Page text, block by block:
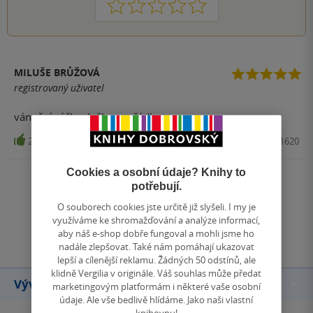
1 2 3 4 5
MILUŠE BRŮŽOVÁ
registrovaný uživatel
vánoční sáčky došly v pořádku
2 Papírnictví, MFP, , 8595138551620
Zobrazit všechna hodnocení
Přidat hodnocení
Vývoj ceny
Cookies a osobní údaje? Knihy to
potřebují.
O souborech cookies jste určitě již slyšeli. I my je
využíváme ke shromažďování a analýze informací,
aby náš e-shop dobře fungoval a mohli jsme ho
nadále zlepšovat. Také nám pomáhají ukazovat
lepší a cílenější reklamu. Žádných 50 odstínů, ale
klidně Vergilia v originále. Váš souhlas může předat
marketingovým platformám i některé vaše osobní
údaje. Ale vše bedlivě hlídáme. Jako naši vlastní